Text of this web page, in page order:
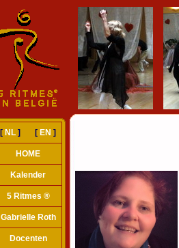
[ NL ] [ EN ]
HOME
Kalender
5 Ritmes ®
Gabrielle Roth
Docenten